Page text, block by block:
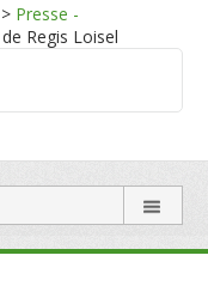
> Presse -
Regis Loisel